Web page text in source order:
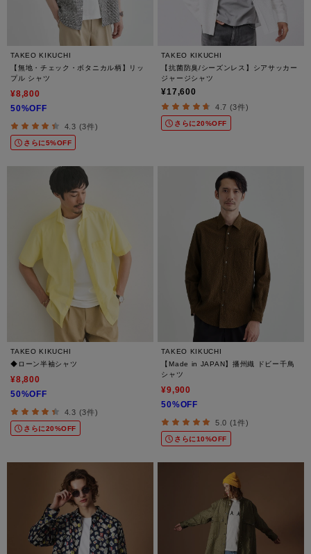
TAKEO KIKUCHI
【無地・チェック・ボタニカル柄】リッ
プル シャツ
¥8,800
50%OFF
4.3 (3件)
さらに5%OFF
TAKEO KIKUCHI
【抗菌防臭/シーズンレス】シアサッカー
ジャージシャツ
¥17,600
4.7 (3件)
さらに20%OFF
TAKEO KIKUCHI
◆ローン半袖シャツ
¥8,800
50%OFF
4.3 (3件)
さらに20%OFF
TAKEO KIKUCHI
【Made in JAPAN】播州織 ドビー千鳥
シャツ
¥9,900
50%OFF
5.0 (1件)
さらに10%OFF